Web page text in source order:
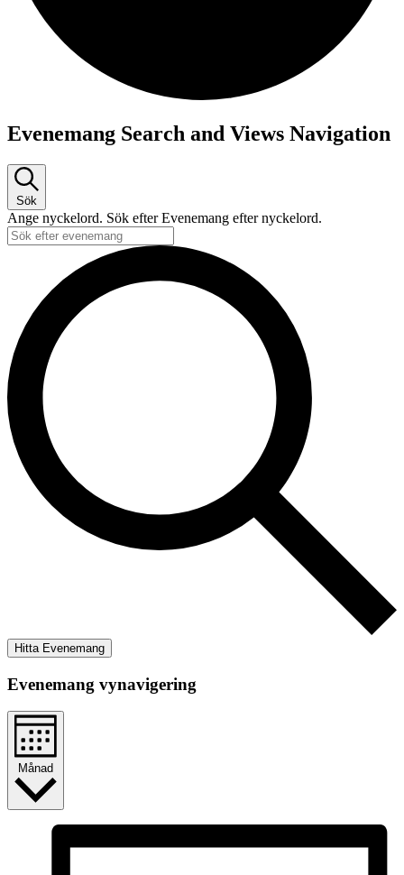
Evenemang Search and Views Navigation
Sök
Ange nyckelord. Sök efter Evenemang efter nyckelord.
Hitta Evenemang
Evenemang vynavigering
Månad